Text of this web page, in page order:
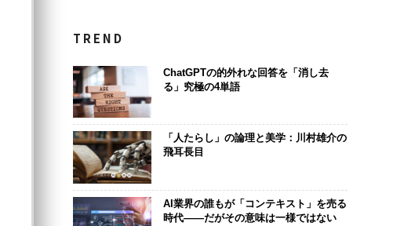
TREND
ChatGPTの的外れな回答を「消し去
る」究極の4単語
「人たらし」の論理と美学：川村雄介の
飛耳長目
AI業界の誰もが「コンテキスト」を売る
時代――だがその意味は一様ではない